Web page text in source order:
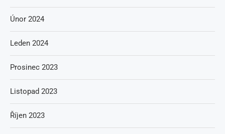
Únor 2024
Leden 2024
Prosinec 2023
Listopad 2023
Říjen 2023